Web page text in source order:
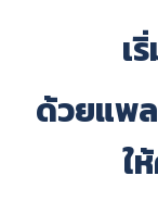
เ
ด้วยแพ
ใ